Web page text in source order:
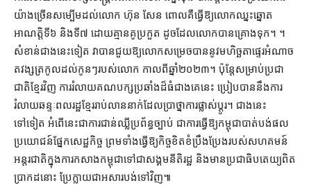
យ៉ាង​ច្រើន​សម្បើម​ដល់​លោក ហ៊ុន សែន ពោល​គឺ​ធ្វើ​ឱ្យ​លោក​ឈ្នះ​ឆ្នោត​
អាណត្តិ​ទី​៦ និង​ទី​៧ ដោយ​គ្មាន​គូ​ប្រកួត ដូច​ដែល​លោក​បាន​គ្រោង​ទុក។ ។
សំខាន់​ជាង​នេះ​ទៀត វា​បាន​ជួយ​ឱ្យ​លោក​សម្រេច​បាន​នូវ​មហិច្ឆតា​ផ្ទេរ​អំណាច​
ត​វង្ស​ត្រកូល​ដល់​កូនៗ​របស់​លោក កាល​ពី​ឆ្នាំ​២០២៣។ ប៉ុន្តែ​សម្រាប់​ប្រជា
ជាតិ​ខ្មែរ​វិញ ការ​រំលាយ​គណបក្ស​ប្រឆាំង​ដ៏​ធំ​ជាង​គេ​នេះ ប្រៀប​បាន​នឹង​ការ​
រំលាយ​ឆន្ទៈ​ពលរដ្ឋ​ខ្មែរ​រាប់​លាន​នាក់​ដែល​ប្រាថ្នា​ការ​ផ្លាស់ប្ដូរ។ ជាង​នេះ​
ទៅទៀត អំពើ​នេះ​ជា​ការ​ជាន់​ឈ្លី​ប្រព័ន្ធ​ច្បាប់ ជា​ការ​ធ្វើ​ឱ្យ​កម្ពុជា​បាត់បង់​ផល
ប្រយោជន៍​ផ្នែក​សេដ្ឋកិច្ច ព្រមទាំង​ធ្វើ​ឱ្យ​កិច្ច​ខិតខំ​ប្រឹងប្រែង​របស់​សហគមន៍​
អន្តរជាតិ​ក្នុង​ការ​កសាង​កម្ពុជា​ទៅ​ជា​សង្គម​នីតិរដ្ឋ និង​មាន​ប្រជាធិបតេយ្យ​ពិត​
ប្រាកដ​នោះ ប្រែក្លាយ​ជា​អសារបង់​ទៅ​វិញ៕